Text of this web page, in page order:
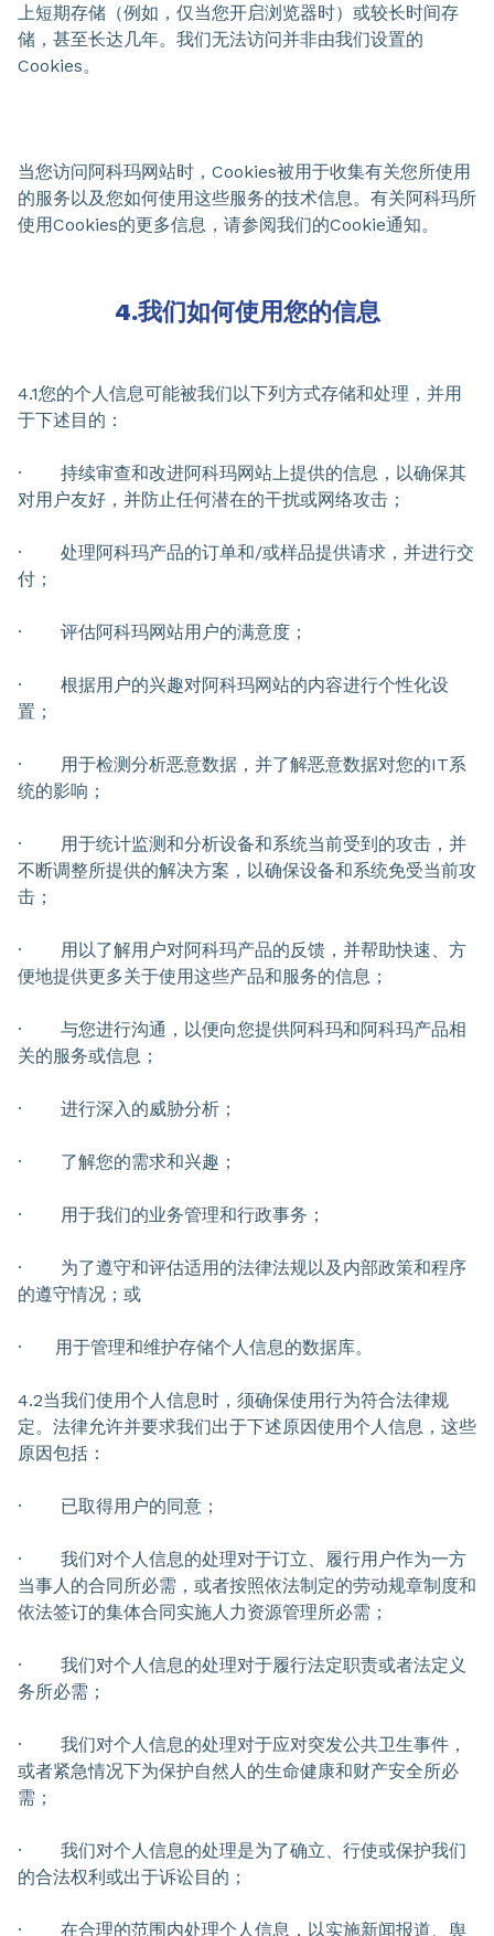
上短期存储（例如，仅当您开启浏览器时）或较长时间存
储，甚至长达几年。我们无法访问并非由我们设置的
Cookies。
当您访问阿科玛网站时，Cookies被用于收集有关您所使用
的服务以及您如何使用这些服务的技术信息。有关阿科玛所
使用Cookies的更多信息，请参阅我们的Cookie通知。
4.我们如何使用您的信息
4.1您的个人信息可能被我们以下列方式存储和处理，并用
于下述目的：
· 持续审查和改进阿科玛网站上提供的信息，以确保其
对用户友好，并防止任何潜在的干扰或网络攻击；
· 处理阿科玛产品的订单和/或样品提供请求，并进行交
付；
· 评估阿科玛网站用户的满意度；
· 根据用户的兴趣对阿科玛网站的内容进行个性化设
置；
· 用于检测分析恶意数据，并了解恶意数据对您的IT系
统的影响；
· 用于统计监测和分析设备和系统当前受到的攻击，并
不断调整所提供的解决方案，以确保设备和系统免受当前攻
击；
· 用以了解用户对阿科玛产品的反馈，并帮助快速、方
便地提供更多关于使用这些产品和服务的信息；
· 与您进行沟通，以便向您提供阿科玛和阿科玛产品相
关的服务或信息；
· 进行深入的威胁分析；
· 了解您的需求和兴趣；
· 用于我们的业务管理和行政事务；
· 为了遵守和评估适用的法律法规以及内部政策和程序
的遵守情况；或
· 用于管理和维护存储个人信息的数据库。
4.2当我们使用个人信息时，须确保使用行为符合法律规
定。法律允许并要求我们出于下述原因使用个人信息，这些
原因包括：
· 已取得用户的同意；
· 我们对个人信息的处理对于订立、履行用户作为一方
当事人的合同所必需，或者按照依法制定的劳动规章制度和
依法签订的集体合同实施人力资源管理所必需；
· 我们对个人信息的处理对于履行法定职责或者法定义
务所必需；
· 我们对个人信息的处理对于应对突发公共卫生事件，
或者紧急情况下为保护自然人的生命健康和财产安全所必
需；
· 我们对个人信息的处理是为了确立、行使或保护我们
的合法权利或出于诉讼目的；
· 在合理的范围内处理个人信息，以实施新闻报道、舆